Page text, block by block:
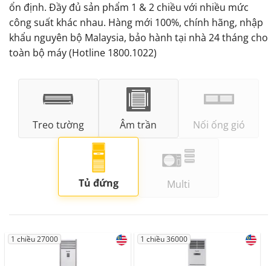
ổn định. Đầy đủ sản phẩm 1 & 2 chiều với nhiều mức
công suất khác nhau. Hàng mới 100%, chính hãng, nhập
khẩu nguyên bộ Malaysia, bảo hành tại nhà 24 tháng cho
toàn bộ máy (Hotline 1800.1022)
Treo tường Âm trần Nối ống gió
Tủ đứng Multi
1 chiều 27000 1 chiều 36000